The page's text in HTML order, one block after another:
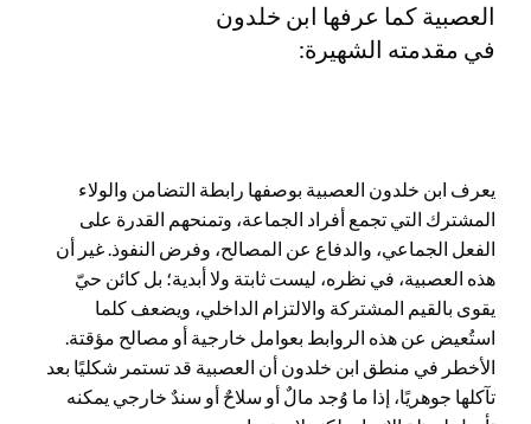
العصبية كما عرفها ابن خلدون
في مقدمته الشهيرة:
يعرف ابن خلدون العصبية بوصفها رابطة التضامن والولاء
المشترك التي تجمع أفراد الجماعة، وتمنحهم القدرة على
الفعل الجماعي، والدفاع عن المصالح، وفرض النفوذ. غير أن
هذه العصبية، في نظره، ليست ثابتة ولا أبدية؛ بل كائن حيّ
يقوى بالقيم المشتركة والالتزام الداخلي، ويضعف كلما
استُعيض عن هذه الروابط بعوامل خارجية أو مصالح مؤقتة.
الأخطر في منطق ابن خلدون أن العصبية قد تستمر شكليًا بعد
تآكلها جوهريًا، إذا ما وُجد مالٌ أو سلاحٌ أو سندٌ خارجي يمكنه